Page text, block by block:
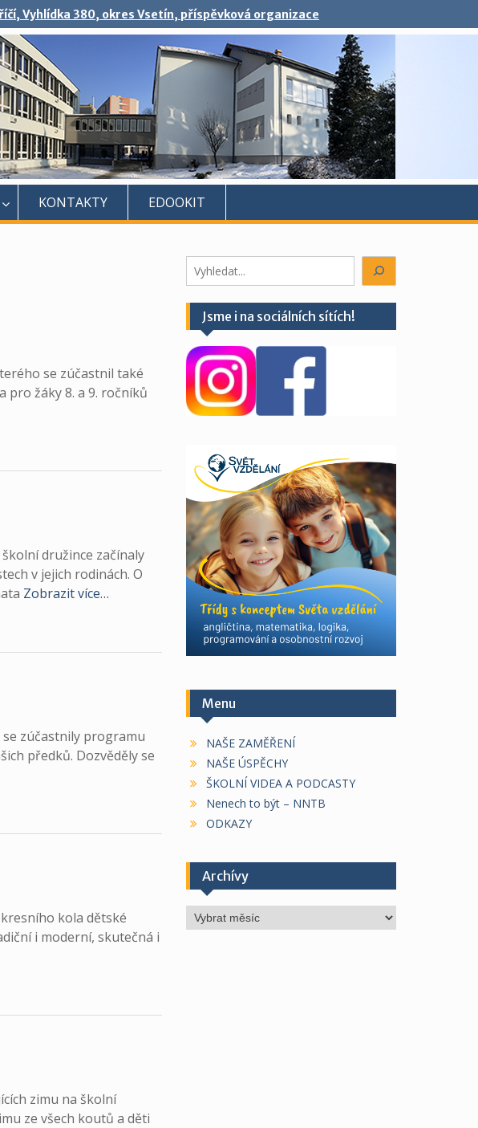
Vyhlídka 380, okres Vsetín, příspěvková organizace
KONTAKTY EDOOKIT
se zúčastnil také
pro žáky 8. a 9. ročníků
družince začínaly
v jejich rodinách. O
Zobrazit více…
se zúčastnily programu
předků. Dozvěděly se
kola dětské
i moderní, skutečná i
zimu na školní
ze všech koutů a děti
Hledáte
něco?
Jsme i na sociálních sítích!
Menu
NAŠE ZAMĚŘENÍ
NAŠE ÚSPĚCHY
ŠKOLNÍ VIDEA A PODCASTY
Nenech to být – NNTB
ODKAZY
Archívy
Archívy